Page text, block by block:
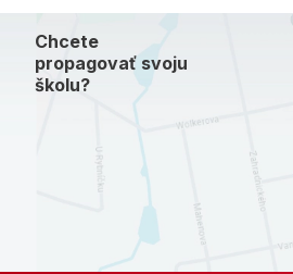
Chcete
propagovať svoju
školu?